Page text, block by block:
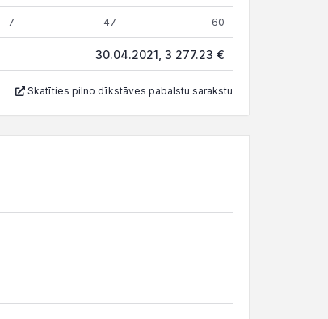
7 47 60
30.04.2021, 3 277.23 €
Skatīties pilno dīkstāves pabalstu sarakstu